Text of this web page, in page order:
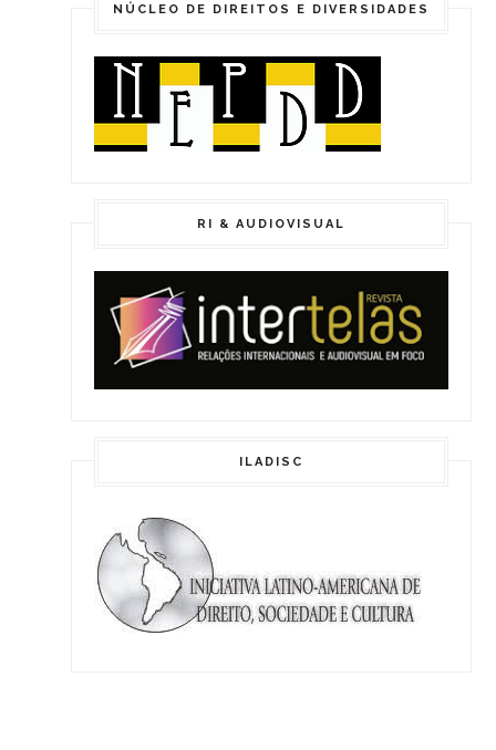
NÚCLEO DE DIREITOS E DIVERSIDADES
RI & AUDIOVISUAL
ILADISC